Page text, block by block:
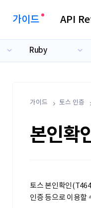
가이드 API
Ruby
Java
.NET Core
Python
가이드 토스 인증
본인확
토스 본인확인
인증 등으로 이용할